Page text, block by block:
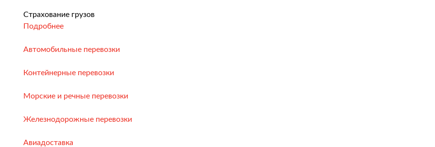
Страхование грузов
Подробнее
Автомобильные перевозки
Контейнерные перевозки
Морские и речные перевозки
Железнодорожные перевозки
Авиадоставка